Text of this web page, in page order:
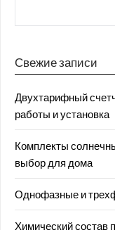
Свежие записи
Двухтарифный
работы и установка
Комплекты
выбор для дома
Однофазные и
Химический состав